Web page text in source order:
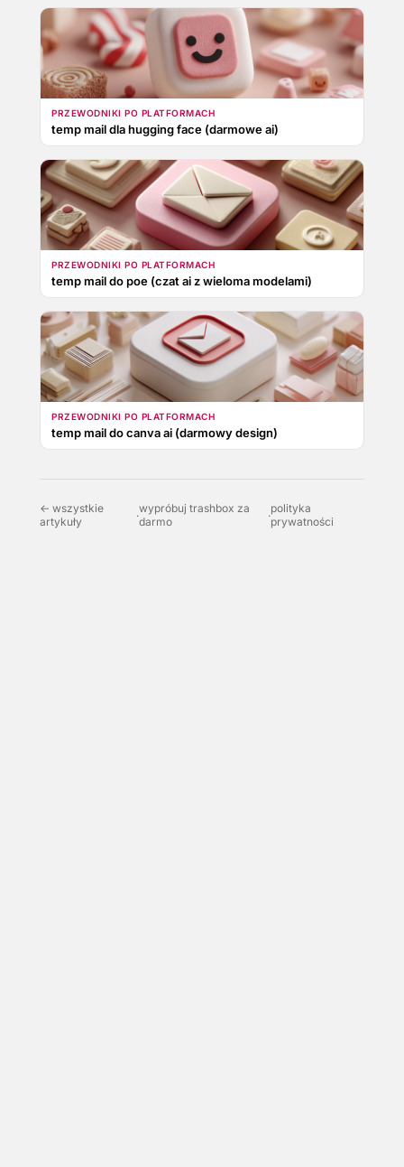
PRZEWODNIKI PO PLATFORMACH
temp mail dla hugging face (darmowe ai)
PRZEWODNIKI PO PLATFORMACH
temp mail do poe (czat ai z wieloma modelami)
PRZEWODNIKI PO PLATFORMACH
temp mail do canva ai (darmowy design)
← wszystkie
artykuły
·wypróbuj trashbox za
darmo
·polityka
prywatności